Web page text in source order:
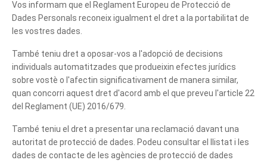
Vos informam que el Reglament Europeu de Protecció de
Dades Personals reconeix igualment el dret a la portabilitat de
les vostres dades.
També teniu dret a oposar-vos a l'adopció de decisions
individuals automatitzades que produeixin efectes jurídics
sobre vostè o l'afectin significativament de manera similar,
quan concorri aquest dret d'acord amb el que preveu l'article 22
del Reglament (UE) 2016/679.
També teniu el dret a presentar una reclamació davant una
autoritat de protecció de dades. Podeu consultar el llistat i les
dades de contacte de les agències de protecció de dades